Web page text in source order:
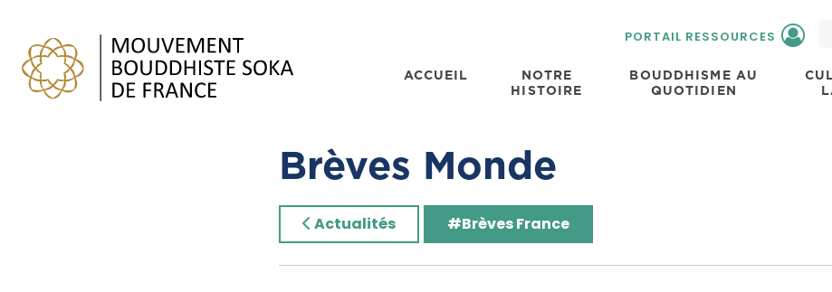
PORTAIL RESSOURCES
ACCUEIL
NOTRE
HISTOIRE
BOUDDHISME AU
QUOTIDIEN
Brèves Monde
Actualités #Brèves France